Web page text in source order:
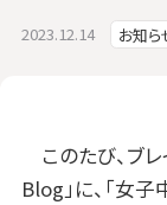
2023.12.14 お知ら
このたび、ブ
Blog」に、「女